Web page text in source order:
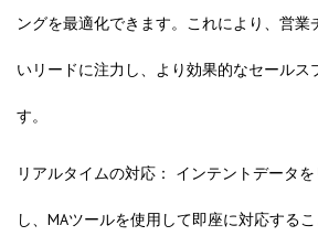
ングを最適化できます。これにより、営業
いリードに注力し、より効果的なセールス
す。
リアルタイムの対応： インテントデータ
し、MAツールを使用して即座に対応する